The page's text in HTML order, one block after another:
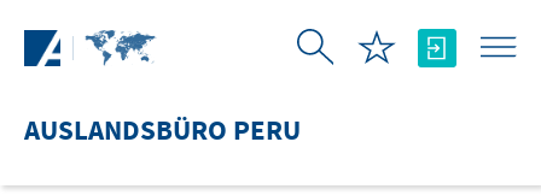
AUSLANDSBÜRO PERU